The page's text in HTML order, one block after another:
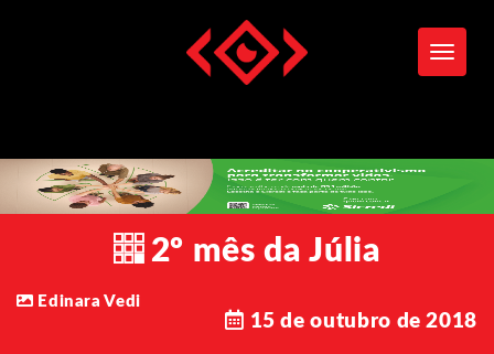
2º mês da Júlia
Edinara Vedi
15 de outubro de 2018